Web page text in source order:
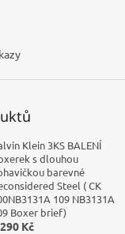
Klein 3KS BALENÍ
s dlouhou
barevné
Steel ( CK
109 NB3131A
Boxer brief)
Kč